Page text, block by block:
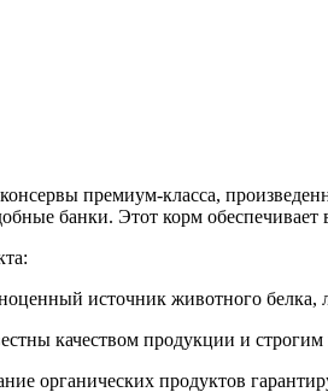
премиум-класса,
банки. Этот корм
источник животного белка,
качеством продукции и строгим
органических продуктов